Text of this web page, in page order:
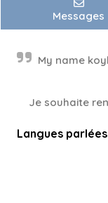
Messages
My name
Je souhaite
Langues parlées